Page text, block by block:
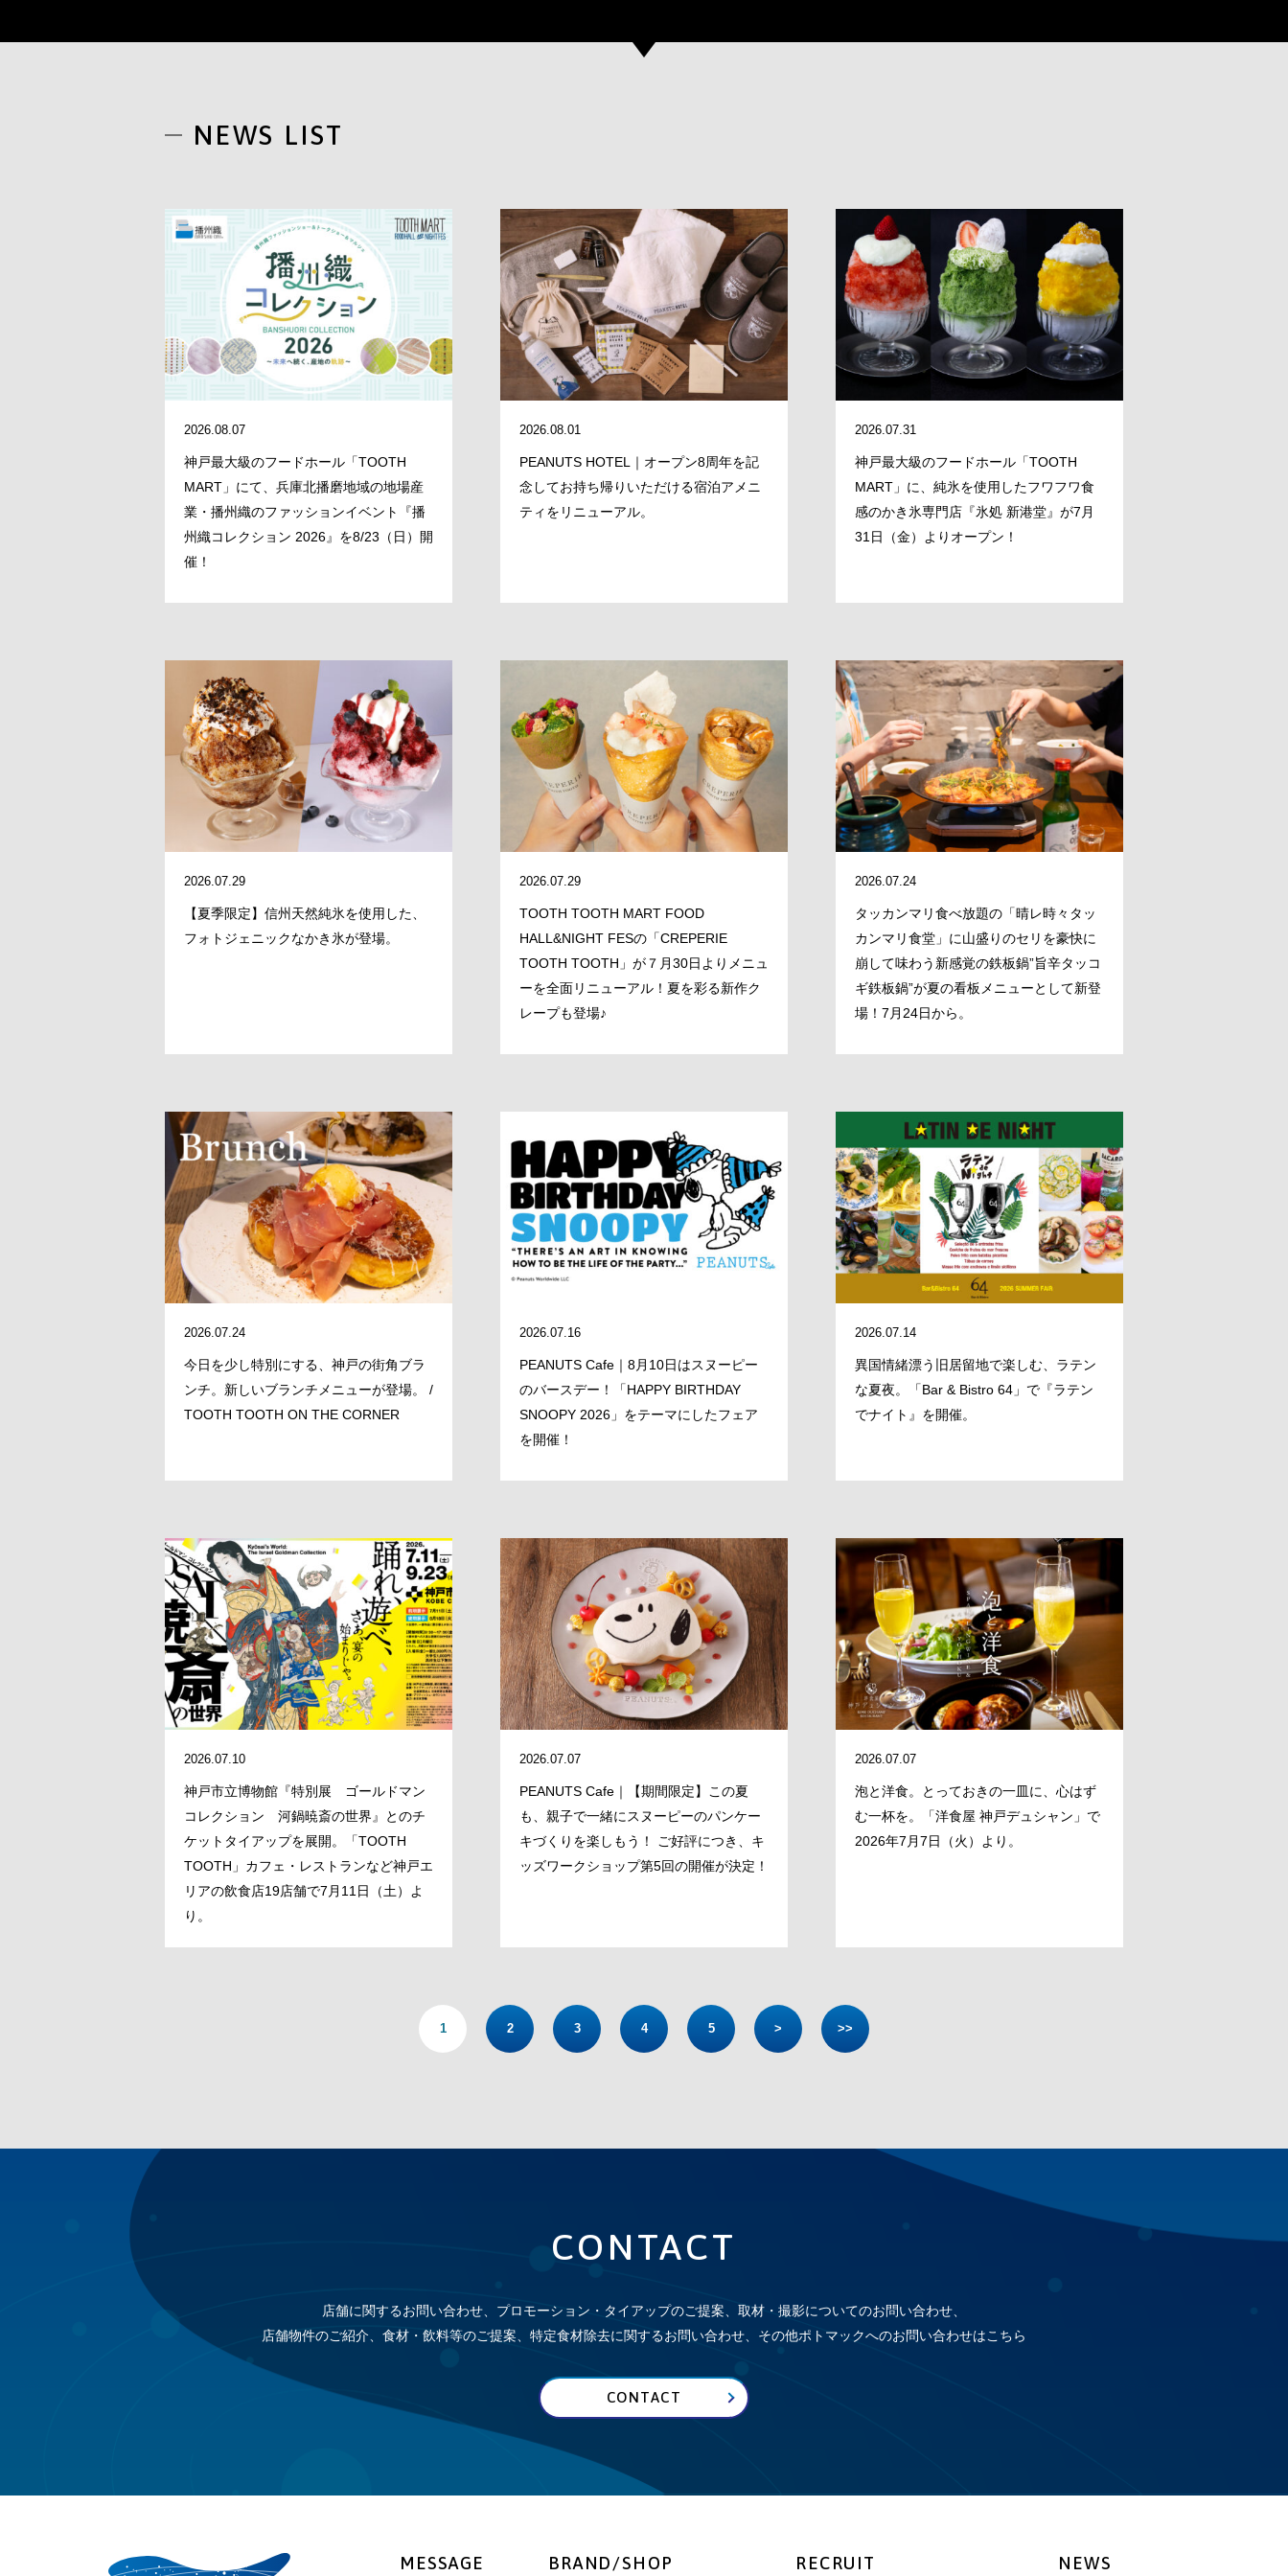
MESSAGE
COMPANY
BRAND/SHOP
DOMAIN
NEWS
CLOSE
NEWS LIST
2026.08.07
神戸最大級のフードホール「TOOTH
MART」にて、兵庫北播磨地域の地場産
業・播州織のファッションイベント『播
州織コレクション 2026』を8/23（日）開
催！
2026.08.01
PEANUTS HOTEL｜オープン8周年を記
念してお持ち帰りいただける宿泊アメニ
ティをリニューアル。
2026.07.31
神戸最大級のフードホール「TOOTH
MART」に、純氷を使用したフワフワ食
感のかき氷専門店『氷処 新港堂』が7月
31日（金）よりオープン！
2026.07.29
【夏季限定】信州天然純氷を使用した、
フォトジェニックなかき氷が登場。
2026.07.29
TOOTH TOOTH MART FOOD
HALL&NIGHT FESの「CREPERIE
TOOTH TOOTH」が７月30日よりメニュ
ーを全面リニューアル！夏を彩る新作ク
レープも登場♪
2026.07.24
タッカンマリ食べ放題の「晴レ時々タッ
カンマリ食堂」に山盛りのセリを豪快に
崩して味わう新感覚の鉄板鍋”旨辛タッコ
ギ鉄板鍋”が夏の看板メニューとして新登
場！7月24日から。
2026.07.24
今日を少し特別にする、神戸の街角ブラ
ンチ。新しいブランチメニューが登場。 /
TOOTH TOOTH ON THE CORNER
2026.07.16
PEANUTS Cafe｜8月10日はスヌーピー
のバースデー！「HAPPY BIRTHDAY
SNOOPY 2026」をテーマにしたフェア
を開催！
2026.07.14
異国情緒漂う旧居留地で楽しむ、ラテン
な夏夜。「Bar & Bistro 64」で『ラテン
でナイト』を開催。
2026.07.10
神戸市立博物館『特別展 ゴールドマン
コレクション 河鍋暁斎の世界』とのチ
ケットタイアップを展開。「TOOTH
TOOTH」カフェ・レストランなど神戸エ
リアの飲食店19店舗で7月11日（土）よ
り。
2026.07.07
PEANUTS Cafe｜【期間限定】この夏
も、親子で一緒にスヌーピーのパンケー
キづくりを楽しもう！ ご好評につき、キ
ッズワークショップ第5回の開催が決定！
2026.07.07
泡と洋食。とっておきの一皿に、心はず
む一杯を。「洋食屋 神戸デュシャン」で
2026年7月7日（火）より。
1 2 3 4 5 > >>
CONTACT
店舗に関するお問い合わせ、プロモーション・タイアップのご提案、取材・撮影についてのお問い合わせ、
店舗物件のご紹介、食材・飲料等のご提案、特定食材除去に関するお問い合わせ、その他ポトマックへのお問い合わせはこちら
CONTACT
MESSAGE BRAND/SHOP RECRUIT NEWS